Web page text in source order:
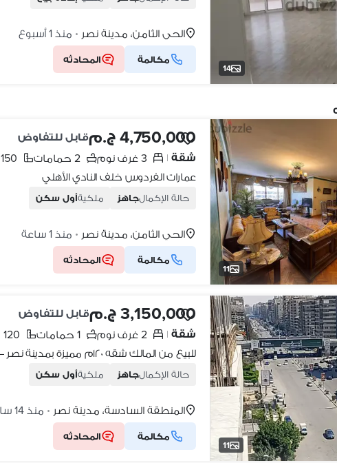
14
الحي الثامن، مدينة نصر • منذ 1 أسبوع
مكالمة المحادثه
11
4,750,000 ج.م
قابل للتفاوض
شقة | 3 غرف نوم 2 حمامات
150 م٢
عمارات الفردوس خلف النادي الأهلي
حالة الإكمالجاهز ملكيةأول سكن
الحي الثامن، مدينة نصر • منذ 1 ساعة
مكالمة المحادثه
11
3,150,000 ج.م
قابل للتفاوض
شقة | 2 غرف نوم 1 حمامات
120 م٢
حالة الإكمالجاهز ملكيةأول سكن
المنطقة السادسة، مدينة نصر • منذ 14 ساعات
مكالمة المحادثه